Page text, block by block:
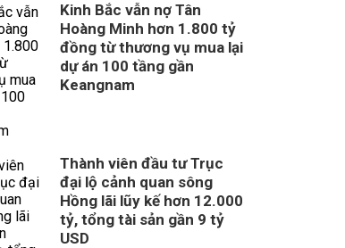
Kinh Bắc vẫn nợ Tân
Hoàng Minh hơn 1.800 tỷ
đồng từ thương vụ mua lại
dự án 100 tầng gần
Keangnam
Thành viên đầu tư Trục
đại lộ cảnh quan sông
Hồng lãi lũy kế hơn 12.000
tỷ, tổng tài sản gần 9 tỷ
USD